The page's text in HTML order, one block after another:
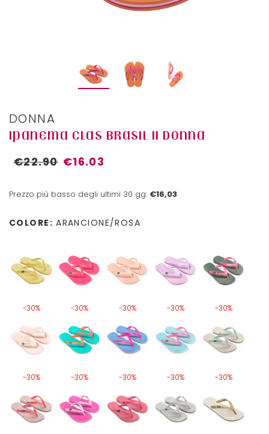
DONNA
IPANEMA CLAS BRASIL II DONNA
€22.90 €16.03
Prezzo più basso degli ultimi 30 gg: €16,03
COLORE: ARANCIONE/ROSA
-30% -30% -30% -30% -30%
-30% -30% -30% -30% -30%